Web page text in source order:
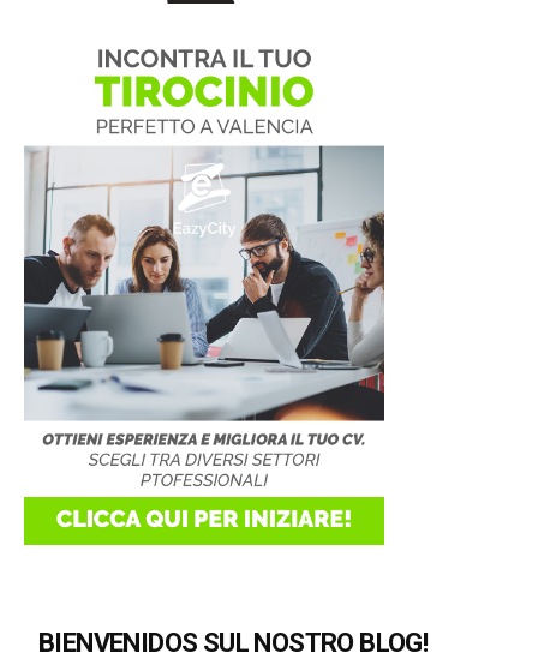
BIENVENIDOS SUL NOSTRO BLOG!